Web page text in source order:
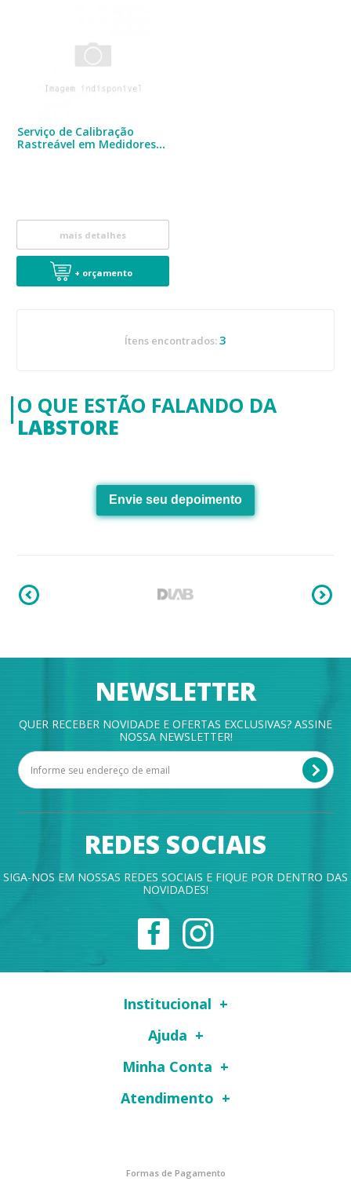
Serviço de Calibração
Rastreável em Medidores
mais detalhes
+ orçamento
Ítens encontrados:3
O QUE ESTÃO FALANDO DA
LABSTORE
Envie seu depoimento
NEWSLETTER
QUER RECEBER NOVIDADE E OFERTAS EXCLUSIVAS? ASSINE
NOSSA NEWSLETTER!
REDES SOCIAIS
SIGA-NOS EM NOSSAS REDES SOCIAIS E FIQUE POR DENTRO DAS
NOVIDADES!
Institucional
Ajuda
Minha Conta
Atendimento
Formas de Pagamento